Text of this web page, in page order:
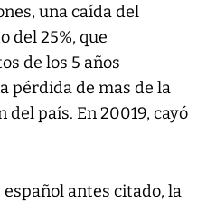
una caída del
del 25%, que
de los 5 años
pérdida de mas de la
país. En 20019, cayó
antes citado, la